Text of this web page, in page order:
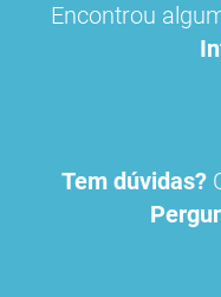
Encontrou
Tem dúvidas?